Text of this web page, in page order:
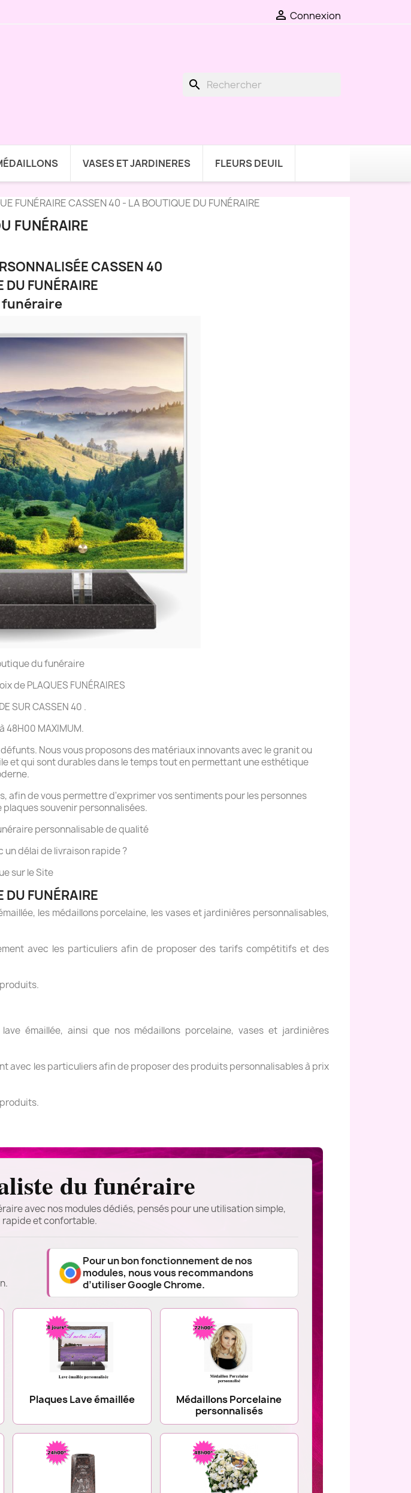
 Connexion
search
VASES ET JARDINERES FLEURS DEUIL
FUNÉRAIRE CASSEN 40 - LA BOUTIQUE DU FUNÉRAIRE
FUNÉRAIRE
CASSEN 40
DU FUNÉRAIRE
funéraire
du funéraire
de PLAQUES FUNÉRAIRES
SUR CASSEN 40 .
48H00 MAXIMUM.
Nous vous proposons des matériaux innovants avec le granit ou
et qui sont durables dans le temps tout en permettant une esthétique
afin de vous permettre d'exprimer vos sentiments pour les personnes
souvenir personnalisées.
personnalisable de qualité
un délai de livraison rapide ?
sur le Site
DU FUNÉRAIRE
les médaillons porcelaine, les vases et jardinières personnalisables,
avec les particuliers afin de proposer des tarifs compétitifs et des
émaillée, ainsi que nos médaillons porcelaine, vases et jardinières
avec les particuliers afin de proposer des produits personnalisables à prix
du funéraire
avec nos modules dédiés, pensés pour une utilisation simple,
rapide et confortable.
Pour un bon fonctionnement de nos
modules, nous vous recommandons
d’utiliser Google Chrome.
Plaques Lave émaillée
Médaillons Porcelaine
personnalisés